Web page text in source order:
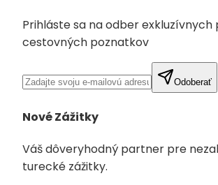
Prihláste sa na odber exkluzívnych
cestovných poznatkov
Odoberať
Nové Zážitky
Váš dôveryhodný partner pre
turecké zážitky.